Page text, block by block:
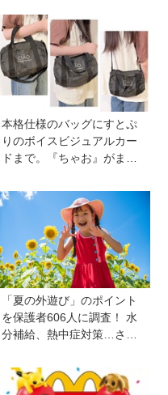
本格仕様のバッグにすとぷ
りのボイスビジュアルカー
ドまで。『ちゃお』がまた
【『ちゃお』8月号ふろく】
「夏の外遊び」のポイント
を保護者606人に調査！ 水
分補給、熱中症対策…さら
イデア」も【HugKum総
研】